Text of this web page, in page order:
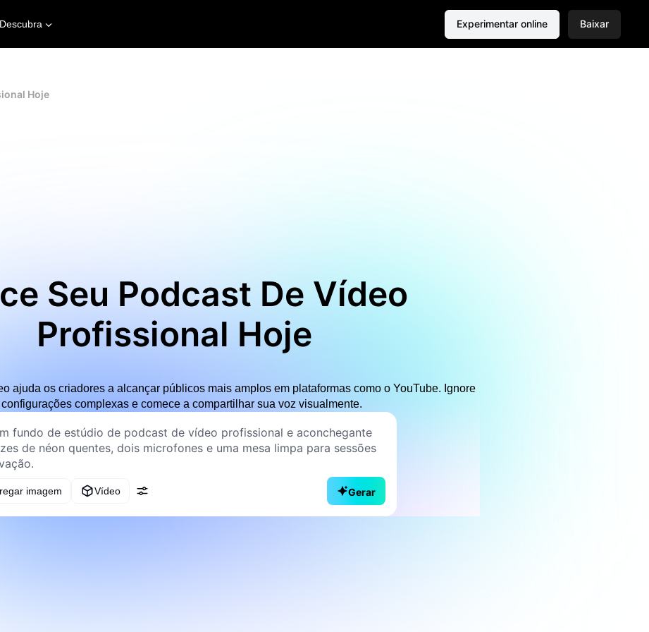
Descubra Experimentar online Baixar
Hoje
Seu Podcast De Vídeo
Profissional Hoje
ajuda os criadores a alcançar públicos mais amplos em plataformas como o YouTube. Ignore
complexas e comece a compartilhar sua voz visualmente.
imagem Vídeo Gerar